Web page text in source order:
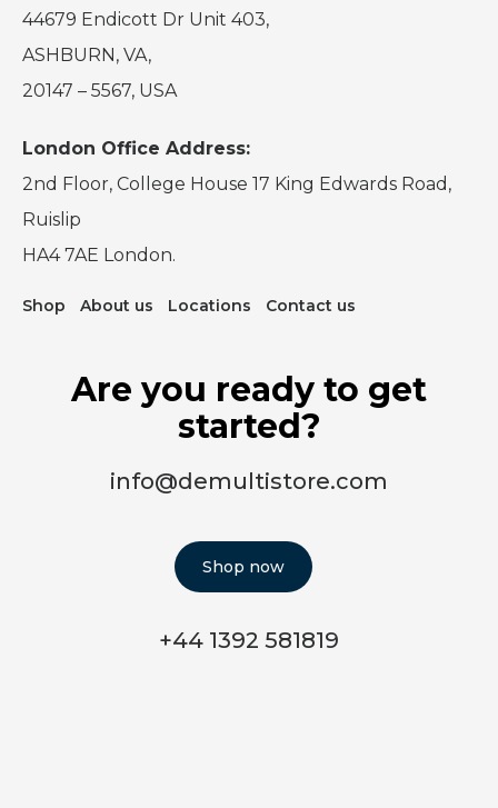
44679 Endicott Dr Unit 403,
ASHBURN, VA,
20147 – 5567, USA
London Office Address:
2nd Floor, College House 17 King Edwards Road,
Ruislip
HA4 7AE London.
Shop About us Locations Contact us
Are you ready to get
started?
info@demultistore.com
Shop now
+44 1392 581819